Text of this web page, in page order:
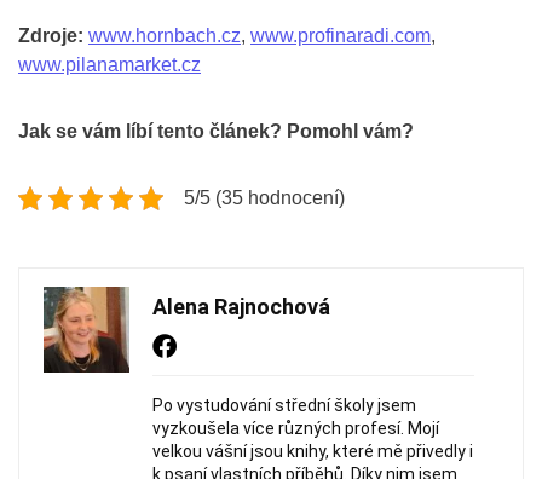
Zdroje: www.hornbach.cz, www.profinaradi.com,
www.pilanamarket.cz
Jak se vám líbí tento článek? Pomohl vám?
5/5 (35 hodnocení)
Alena Rajnochová
Po vystudování střední školy jsem
vyzkoušela více různých profesí. Mojí
velkou vášní jsou knihy, které mě přivedly i
k psaní vlastních příběhů. Díky nim jsem